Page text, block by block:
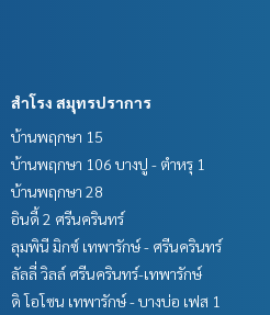
สำโรง สมุทรปราการ
บ้านพฤกษา 15
บ้านพฤกษา 106 บางปู - ตำหรุ 1
บ้านพฤกษา 28
อินดี้ 2 ศรีนครินทร์
ลุมพินี มิกซ์ เทพารักษ์ - ศรีนครินทร์
ลัลลี่ วิลล์ ศรีนครินทร์-เทพารักษ์
ดิ โอโซน เทพารักษ์ - บางบ่อ เฟส 1